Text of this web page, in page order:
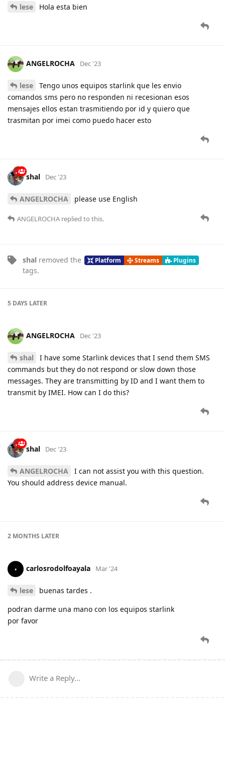
lese Hola esta bien
ANGELROCHA Dec '23
lese
Tengo unos equipos starlink que les envio
comandos sms pero no responden ni recesionan esos
mensajes ellos estan trasmitiendo por id y quiero que
trasmitan por imei como puedo hacer esto
shal Dec '23
ANGELROCHA please use English
ANGELROCHA replied to this.
shal removed the Platform Streams Plugins
tags.
5 DAYS LATER
ANGELROCHA Dec '23
shal
I have some Starlink devices that I send them SMS
commands but they do not respond or slow down those
messages. They are transmitting by ID and I want them to
transmit by IMEI. How can I do this?
shal Dec '23
ANGELROCHA
I can not assist you with this question.
You should address device manual.
2 MONTHS LATER
carlosrodolfoayala Mar '24
lese
buenas tardes .
podran darme una mano con los equipos starlink
por favor
Write a Reply...